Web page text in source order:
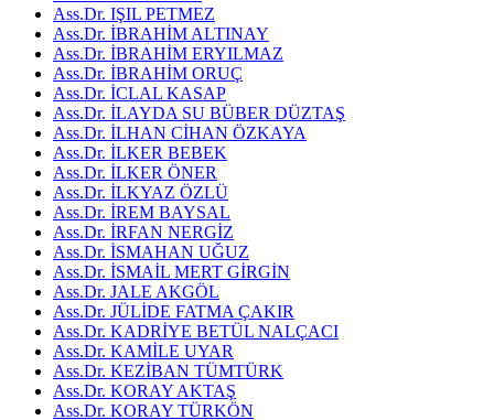
Ass.Dr. IŞIL PETMEZ
Ass.Dr. İBRAHİM ALTINAY
Ass.Dr. İBRAHİM ERYILMAZ
Ass.Dr. İBRAHİM ORUÇ
Ass.Dr. İCLAL KASAP
Ass.Dr. İLAYDA SU BÜBER DÜZTAŞ
Ass.Dr. İLHAN CİHAN ÖZKAYA
Ass.Dr. İLKER BEBEK
Ass.Dr. İLKER ÖNER
Ass.Dr. İLKYAZ ÖZLÜ
Ass.Dr. İREM BAYSAL
Ass.Dr. İRFAN NERGİZ
Ass.Dr. İSMAHAN UĞUZ
Ass.Dr. İSMAİL MERT GİRGİN
Ass.Dr. JALE AKGÖL
Ass.Dr. JÜLİDE FATMA ÇAKIR
Ass.Dr. KADRİYE BETÜL NALÇACI
Ass.Dr. KAMİLE UYAR
Ass.Dr. KEZİBAN TÜMTÜRK
Ass.Dr. KORAY AKTAŞ
Ass.Dr. KORAY TÜRKÖN